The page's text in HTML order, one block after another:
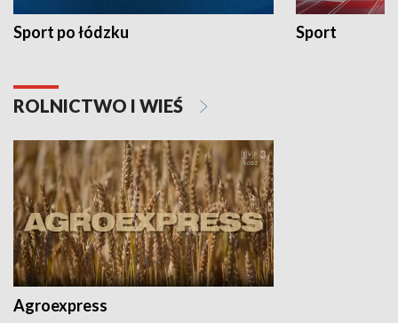
Sport po łódzku Sport
ROLNICTWO I WIEŚ
Agroexpress